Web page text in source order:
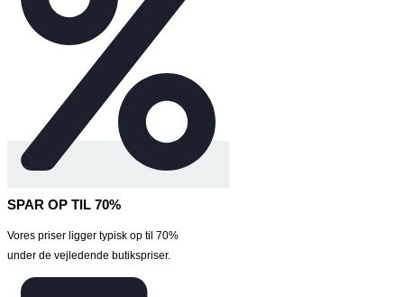
SPAR OP TIL 70%
Vores priser ligger typisk op til 70%
under de vejledende butikspriser.